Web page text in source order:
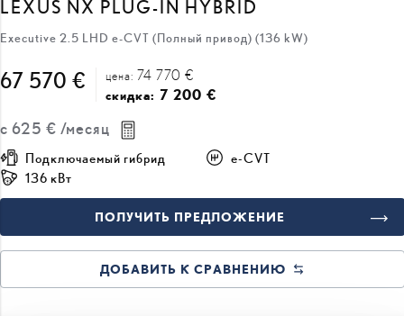
LEXUS NX PLUG-IN HYBRID
Executive 2.5 LHD e-CVT (Полный привод) (136 kW)
67 570 € цена: 74 770 €
скидка: 7 200 €
с 625 € /месяц
Подключаемый гибрид
e-CVT
136 кВт
ПОЛУЧИТЬ ПРЕДЛОЖЕНИЕ
ДОБАВИТЬ К СРАВНЕНИЮ